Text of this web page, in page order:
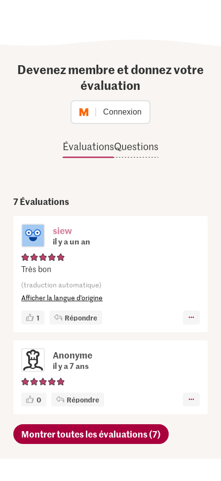
Devenez membre et donnez votre
évaluation
Connexion
ÉvaluationsQuestions
7Évaluations
siew
il y a un an
Très bon
(traduction automatique)
Afficher la langue d’origine
1 Répondre
Anonyme
il y a 7 ans
0 Répondre
Montrer toutes les évaluations (7)